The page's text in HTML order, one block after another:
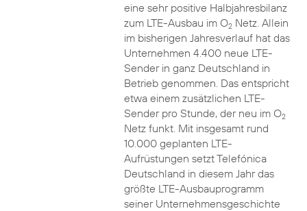
eine sehr positive Halbjahresbilanz
zum LTE-Ausbau im O2Netz. Allein
im bisherigen Jahresverlauf hat das
Unternehmen 4.400 neue LTE-
Sender in ganz Deutschland in
Betrieb genommen. Das entspricht
etwa einem zusätzlichen LTE-
Sender pro Stunde, der neu im O2
Netz funkt. Mit insgesamt rund
10.000 geplanten LTE-
Aufrüstungen setzt Telefónica
Deutschland in diesem Jahr das
größte LTE-Ausbauprogramm
seiner Unternehmensgeschichte